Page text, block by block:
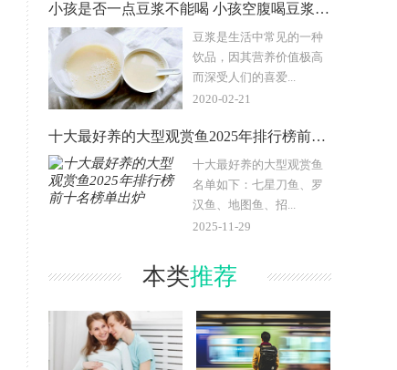
小孩是否一点豆浆不能喝 小孩空腹喝豆浆好不好
豆浆是生活中常见的一种
饮品，因其营养价值极高
而深受人们的喜爱...
2020-02-21
十大最好养的大型观赏鱼2025年排行榜前十名榜单出炉
十大最好养的大型观赏鱼
名单如下：七星刀鱼、罗
汉鱼、地图鱼、招...
2025-11-29
本类推荐